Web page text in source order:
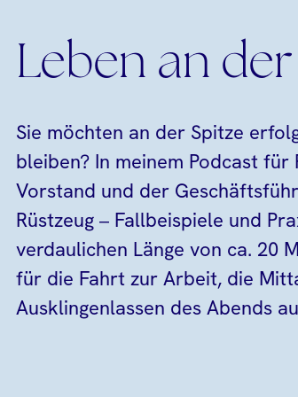
Leben an
Sie möchten an der Spitze
bleiben? In meinem Podcast
Vorstand und der
Rüstzeug – Fallbeispiele und
verdaulichen Länge von ca. 20
für die Fahrt zur Arbeit, die
Ausklingenlassen des Abends